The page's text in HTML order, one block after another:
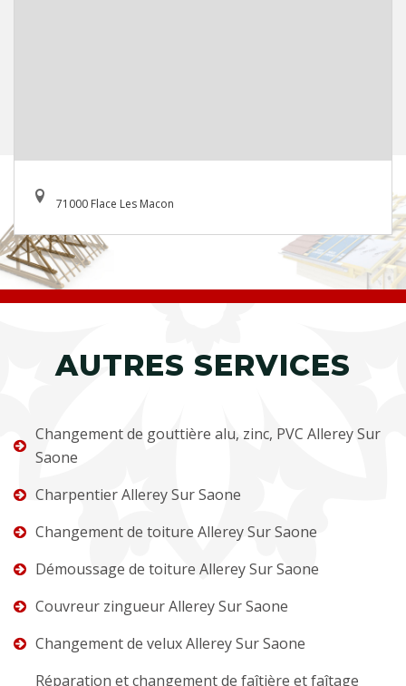
71000 Flace Les Macon
AUTRES SERVICES
Changement de gouttière alu, zinc, PVC Allerey Sur
Saone
Charpentier Allerey Sur Saone
Changement de toiture Allerey Sur Saone
Démoussage de toiture Allerey Sur Saone
Couvreur zingueur Allerey Sur Saone
Changement de velux Allerey Sur Saone
Réparation et changement de faîtière et faîtage